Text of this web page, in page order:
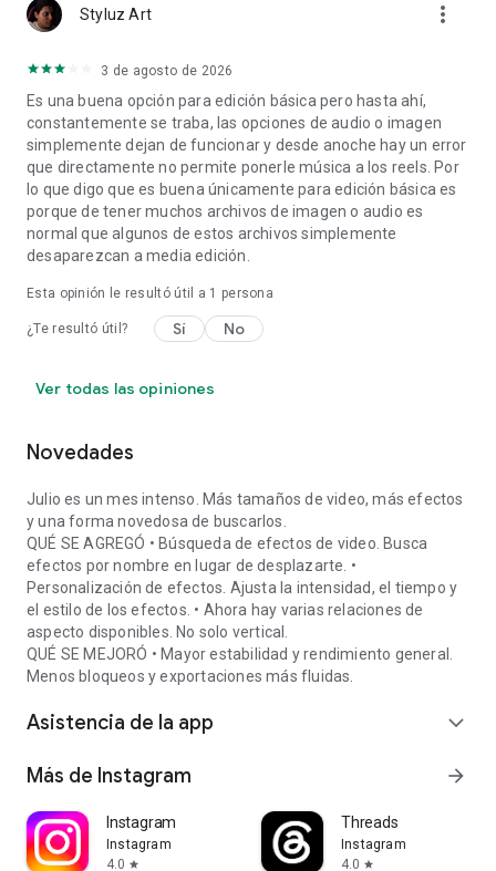
Styluz Art more_vert
3 de agosto de 2026
Es una buena opción para edición básica pero hasta ahí,
constantemente se traba, las opciones de audio o imagen
simplemente dejan de funcionar y desde anoche hay un error
que directamente no permite ponerle música a los reels. Por
lo que digo que es buena únicamente para edición básica es
porque de tener muchos archivos de imagen o audio es
normal que algunos de estos archivos simplemente
desaparezcan a media edición.
Esta opinión le resultó útil a 1 persona
¿Te resultó útil? Sí No
Ver todas las opiniones
Novedades
Julio es un mes intenso. Más tamaños de video, más efectos
y una forma novedosa de buscarlos.
QUÉ SE AGREGÓ • Búsqueda de efectos de video. Busca
efectos por nombre en lugar de desplazarte. •
Personalización de efectos. Ajusta la intensidad, el tiempo y
el estilo de los efectos. • Ahora hay varias relaciones de
aspecto disponibles. No solo vertical.
QUÉ SE MEJORÓ • Mayor estabilidad y rendimiento general.
Menos bloqueos y exportaciones más fluidas.
Asistencia de la app expand_more
Más de Instagram arrow_forward
Instagram
Instagram
4.0 star
Threads
Instagram
4.0 star